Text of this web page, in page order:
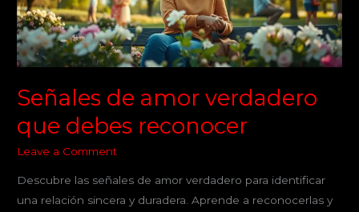
Señales de amor verdadero
que debes reconocer
Leave a Comment
Descubre las señales de amor verdadero para identificar
una relación sincera y duradera. Aprende a reconocerlas y
reconocer